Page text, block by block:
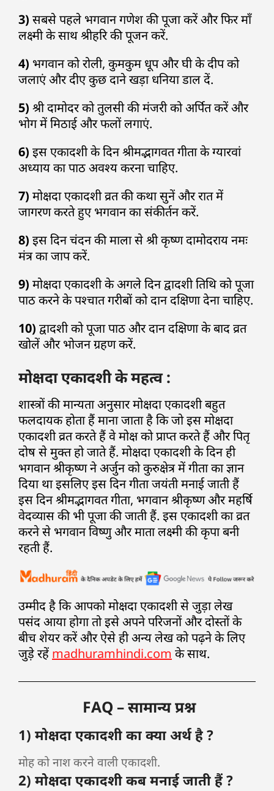
3) सबसे पहले भगवान गणेश की पूजा करें और फिर माँ
लक्ष्मी के साथ श्रीहरि की पूजन करें.
4) भगवान को रोली, कुमकुम धूप और घी के दीप को
जलाएं और दीए कुछ दाने खड़ा धनिया डाल दें.
5) श्री दामोदर को तुलसी की मंजरी को अर्पित करें और
भोग में मिठाई और फलों लगाएं.
6) इस एकादशी के दिन श्रीमद्भागवत गीता के ग्यारवां
अध्याय का पाठ अवश्य करना चाहिए.
7) मोक्षदा एकादशी व्रत की कथा सुनें और रात में
जागरण करते हुए भगवान का संकीर्तन करें.
8) इस दिन चंदन की माला से श्री कृष्ण दामोदराय नमः
मंत्र का जाप करें.
9) मोक्षदा एकादशी के अगले दिन द्वादशी तिथि को पूजा
पाठ करने के पश्चात गरीबों को दान दक्षिणा देना चाहिए.
10) द्वादशी को पूजा पाठ और दान दक्षिणा के बाद व्रत
खोलें और भोजन ग्रहण करें.
मोक्षदा एकादशी के महत्व :
शास्त्रों की मान्यता अनुसार मोक्षदा एकादशी बहुत
फलदायक होता हैं माना जाता है कि जो इस मोक्षदा
एकादशी व्रत करते हैं वे मोक्ष को प्राप्त करते हैं और पितृ
दोष से मुक्त हो जाते हैं. मोक्षदा एकादशी के दिन ही
भगवान श्रीकृष्ण ने अर्जुन को कुरुक्षेत्र में गीता का ज्ञान
दिया था इसलिए इस दिन गीता जयंती मनाई जाती हैं
इस दिन श्रीमद्भागवत गीता, भगवान श्रीकृष्ण और महर्षि
वेदव्यास की भी पूजा की जाती हैं. इस एकादशी का व्रत
करने से भगवान विष्णु और माता लक्ष्मी की कृपा बनी
रहती हैं.
उम्मीद है कि आपको मोक्षदा एकादशी से जुड़ा लेख
पसंद आया होगा तो इसे अपने परिजनों और दोस्तों के
बीच शेयर करें और ऐसे ही अन्य लेख को पढ़ने के लिए
जुड़े रहें madhuramhindi.com के साथ.
FAQ – सामान्य प्रश्न
1) मोक्षदा एकादशी का क्या अर्थ है ?
मोह को नाश करने वाली एकादशी.
2) मोक्षदा एकादशी कब मनाई जाती हैं ?